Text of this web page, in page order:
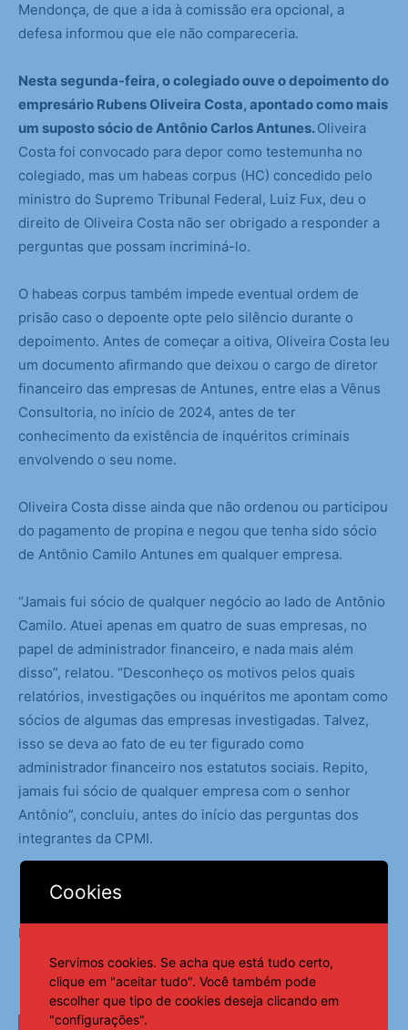
Mendonça, de que a ida à comissão era opcional, a
defesa informou que ele não compareceria.
Nesta segunda-feira, o colegiado ouve o depoimento do
empresário Rubens Oliveira Costa, apontado como mais
um suposto sócio de Antônio Carlos Antunes.Oliveira
Costa foi convocado para depor como testemunha no
colegiado, mas um habeas corpus (HC) concedido pelo
ministro do Supremo Tribunal Federal, Luiz Fux, deu o
direito de Oliveira Costa não ser obrigado a responder a
perguntas que possam incriminá-lo.
O habeas corpus também impede eventual ordem de
prisão caso o depoente opte pelo silêncio durante o
depoimento. Antes de começar a oitiva, Oliveira Costa leu
um documento afirmando que deixou o cargo de diretor
financeiro das empresas de Antunes, entre elas a Vênus
Consultoria, no início de 2024, antes de ter
conhecimento da existência de inquéritos criminais
envolvendo o seu nome.
Oliveira Costa disse ainda que não ordenou ou participou
do pagamento de propina e negou que tenha sido sócio
de Antônio Camilo Antunes em qualquer empresa.
“Jamais fui sócio de qualquer negócio ao lado de Antônio
Camilo. Atuei apenas em quatro de suas empresas, no
papel de administrador financeiro, e nada mais além
disso”, relatou. “Desconheço os motivos pelos quais
relatórios, investigações ou inquéritos me apontam como
sócios de algumas das empresas investigadas. Talvez,
isso se deva ao fato de eu ter figurado como
administrador financeiro nos estatutos sociais. Repito,
jamais fui sócio de qualquer empresa com o senhor
Antônio”, concluiu, antes do início das perguntas dos
integrantes da CPMI.
Fonte:
Cookies
Servimos cookies. Se acha que está tudo certo,
clique em "aceitar tudo". Você também pode
escolher que tipo de cookies deseja clicando em
"configurações".